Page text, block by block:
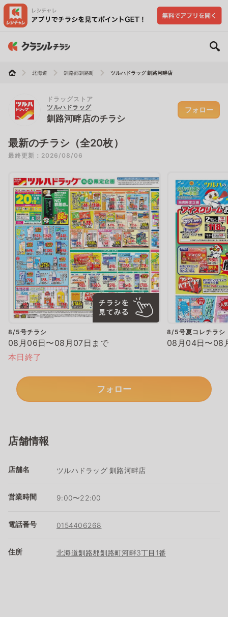
北海道 釧路郡釧路町 ツルハドラッグ 釧路河畔店
ドラッグストア
ツルハドラッグ
釧路河畔店のチラシ
フォロー
最新のチラシ（全20枚）
最終更新：2026/08/06
8/5号チラシ
08月06日〜08月07日まで
本日終了
8/5号夏コレチラシ
08月04日〜08
フォロー
店舗情報
店舗名 ツルハドラッグ 釧路河畔店
営業時間 9:00〜22:00
電話番号 0154406268
住所 北海道釧路郡釧路町河畔3丁目1番